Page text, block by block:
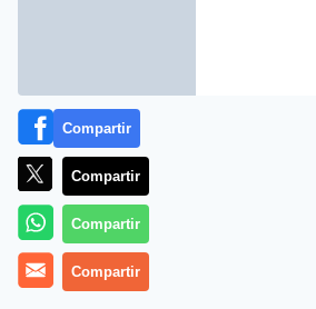
Lo que muestra la foto de arriba es
sapos en plena cópula.
Por encima de la hembra está el
Compartir
Compartir
Compartir
Compartir